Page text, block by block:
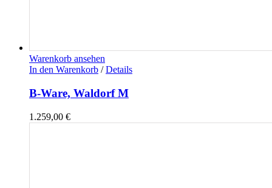
Warenkorb ansehen
In den Warenkorb / Details
B-Ware, Waldorf M
1.259,00 €